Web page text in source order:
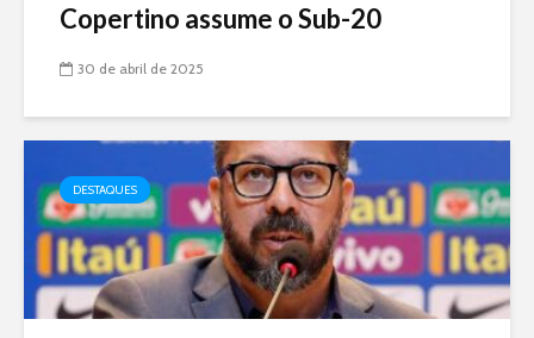
Copertino assume o Sub-20
30 de abril de 2025
DESTAQUES